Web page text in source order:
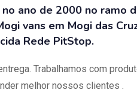
ano de 2000 no ramo
vans em Mogi das
Rede PitStop.
Trabalhamos com
melhor nossos clientes .